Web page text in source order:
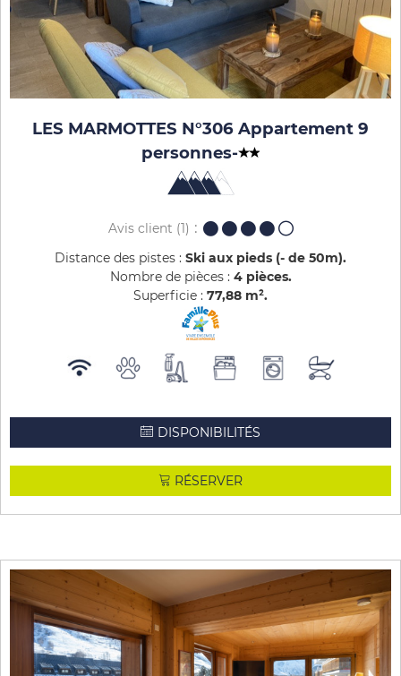
LES MARMOTTES N°306 Appartement 9
personnes-
Avis client (1)
Distance des pistes : Ski aux pieds (- de 50m)
Nombre de pièces : 4 pièces
Superficie : 77,88 m²
DISPONIBILITÉS
RÉSERVER